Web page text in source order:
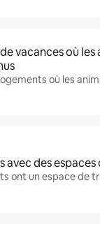
vacances où les
où les
avec des
ont un espace de